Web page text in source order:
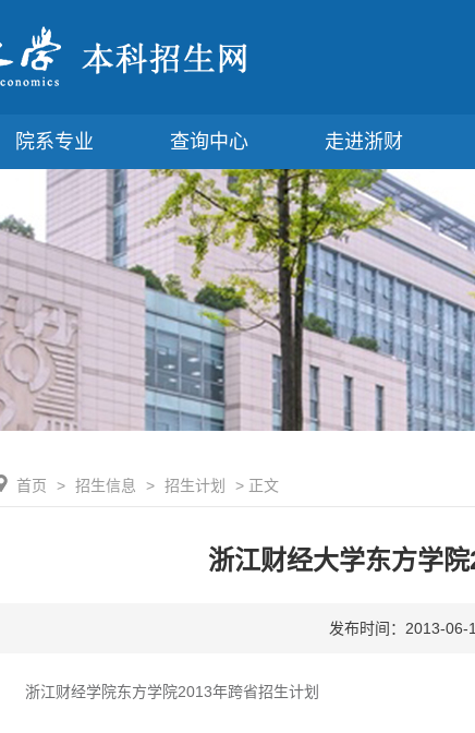
院系专业 查询中心 走进浙财
首页 > 招生信息 > 招生计划 > 正文
浙江财经大学东方学院
发布时间：2013-06-
浙江财经学院东方学院2013年跨省招生计划